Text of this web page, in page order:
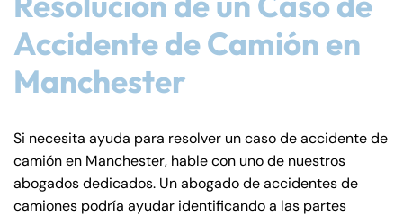
Accidente de Camión en
Manchester
Si necesita ayuda para resolver un caso de accidente de
camión en Manchester, hable con uno de nuestros
abogados dedicados. Un abogado de accidentes de
camiones podría ayudar identificando a las partes